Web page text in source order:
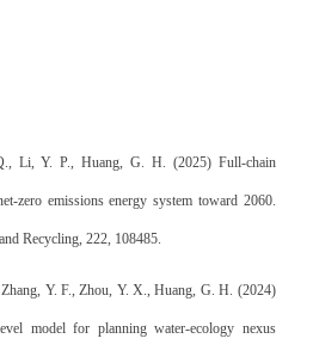
Li, Y. P., Huang, G. H. (2025) Full-chain
zero emissions energy system toward 2060.
Recycling, 222, 108485.
Y. F., Zhou, Y. X., Huang, G. H. (2024)
model for planning water-ecology nexus